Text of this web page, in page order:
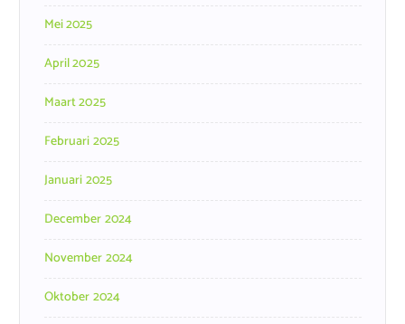
Mei 2025
April 2025
Maart 2025
Februari 2025
Januari 2025
December 2024
November 2024
Oktober 2024